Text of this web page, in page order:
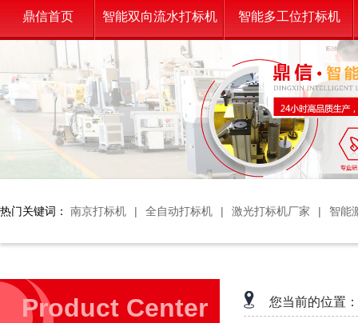
鼎信首页 智能双向流水打标机 智能多工位打标机
热门关键词： 南京打标机 | 全自动打标机 | 激光打标机厂家 | 智能
Product Center 您当前的位置：